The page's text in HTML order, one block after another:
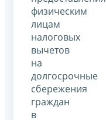
физическим
лицам
налоговых
вычетов
на
долгосрочные
сбережения
граждан
в